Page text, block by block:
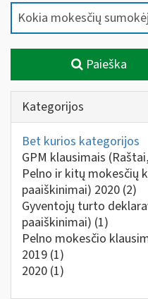
Paieška
Kategorijos
Bet kurios kategorijos
GPM klausimais
Pelno ir kitų mokesčių
paaiškinimai) 2020 (2)
Gyventojų turto
paaiškinimai) (1)
Pelno mokesčio
2019 (1)
2020 (1)